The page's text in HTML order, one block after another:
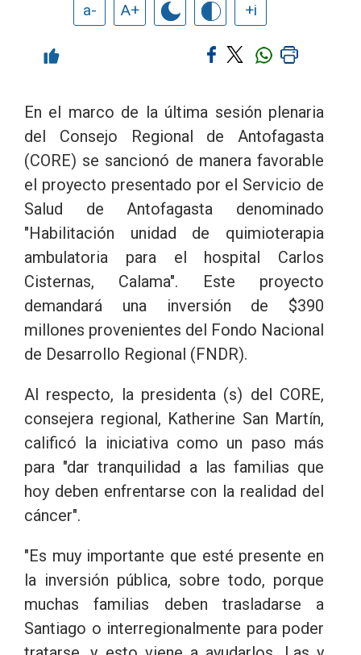
a- A+ +i
En el marco de la última sesión plenaria
del Consejo Regional de Antofagasta
(CORE) se sancionó de manera favorable
el proyecto presentado por el Servicio de
Salud de Antofagasta denominado
"Habilitación unidad de quimioterapia
ambulatoria para el hospital Carlos
Cisternas, Calama". Este proyecto
demandará una inversión de $390
millones provenientes del Fondo Nacional
de Desarrollo Regional (FNDR).
Al respecto, la presidenta (s) del CORE,
consejera regional, Katherine San Martín,
calificó la iniciativa como un paso más
para "dar tranquilidad a las familias que
hoy deben enfrentarse con la realidad del
cáncer".
"Es muy importante que esté presente en
la inversión pública, sobre todo, porque
muchas familias deben trasladarse a
Santiago o interregionalmente para poder